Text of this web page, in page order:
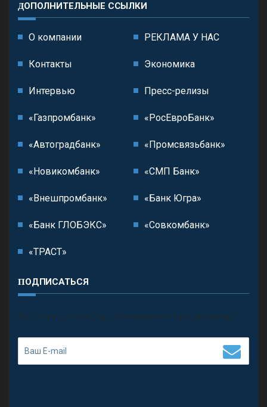
ДОПОЛНИТЕЛЬНЫЕ ССЫЛКИ
О компании РЕКЛАМА У НАС
Контакты Экономика
Интервью Пресс-релизы
«Газпромбанк» «РосЕвроБанк»
«Автоградбанк» «Промсвязьбанк»
«Новикомбанк» «СМП Банк»
«Внешпромбанк» «Банк Югра»
«Банк ГЛОБЭКС» «Совкомбанк»
«ТРАСТ»
ПОДПИСАТЬСЯ
П олучить последние обновления и предложения.